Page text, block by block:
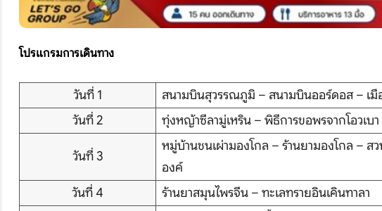
โปรแกรมการเดินทาง
วันที่ 1
สนามบินสุวรรณภูมิ – สนามบินออร์ดอส – เมื
วันที่ 2
ทุ่งหญ้าซีลามู่เหริน – พิธีการขอพรจากโอวเบ
วันที่ 3
หมู่บ้านชนเผ่ามองโกล – ร้านยามองโกล – ส
องค์
วันที่ 4
ร้านยาสมุนไพรจีน – ทะเลทรายอินเคินทาลา